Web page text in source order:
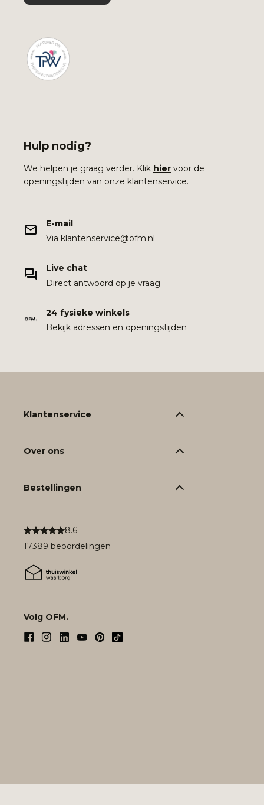
Hulp nodig?
We helpen je graag verder. Klik hier voor de
openingstijden van onze klantenservice.
E-mail
Via klantenservice@ofm.nl
Live chat
Direct antwoord op je vraag
24 fysieke winkels
Bekijk adressen en openingstijden
8.6
17389 beoordelingen
Volg OFM.
Klantenservice
Over ons
Bestellingen